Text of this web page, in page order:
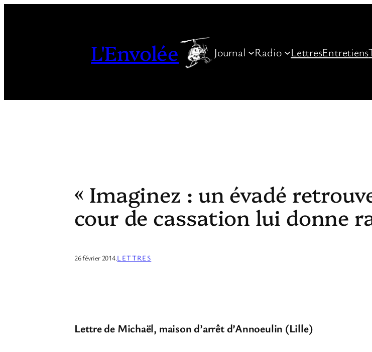
L'Envolée Journal Radio LettresEntretiens
« Imaginez : un évadé
cour de cassation lui donne
26 février 2014·LETTRES
Lettre de Michaël, maison d’arrêt d’Annoeulin (Lille)